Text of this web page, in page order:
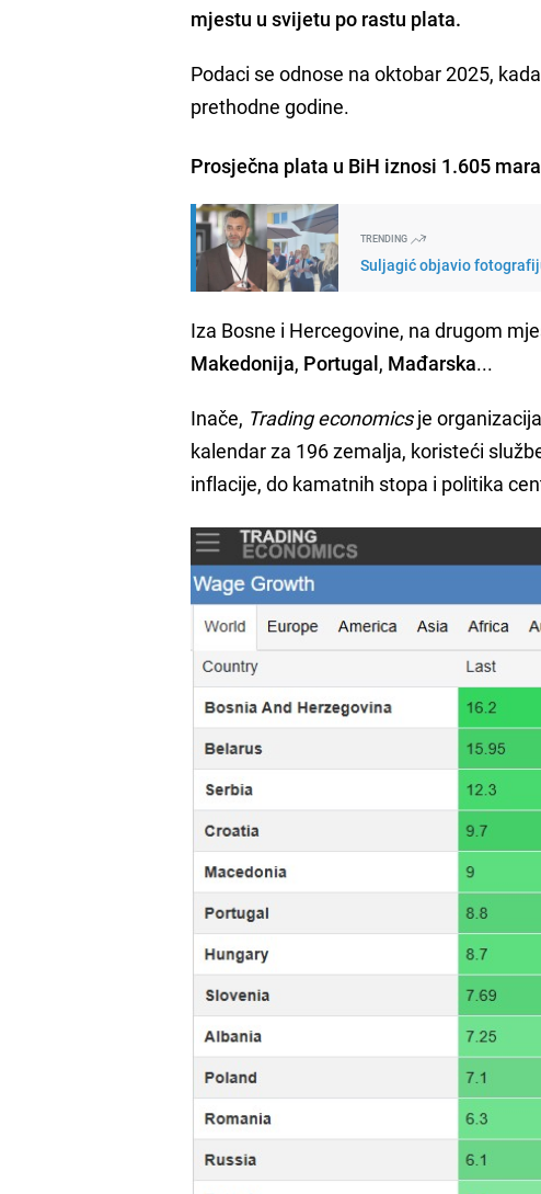
mjestu u svijetu po rastu plata.
Podaci se odnose na oktobar 2025,
prethodne godine.
Prosječna plata u BiH iznosi 1.605
TRENDING
Suljagić objavio
Iza Bosne i Hercegovine, na drugom
Makedonija, Portugal, Mađarska...
Inače, Trading economicsje
kalendar za 196 zemalja, koristeći
inflacije, do kamatnih stopa i politika